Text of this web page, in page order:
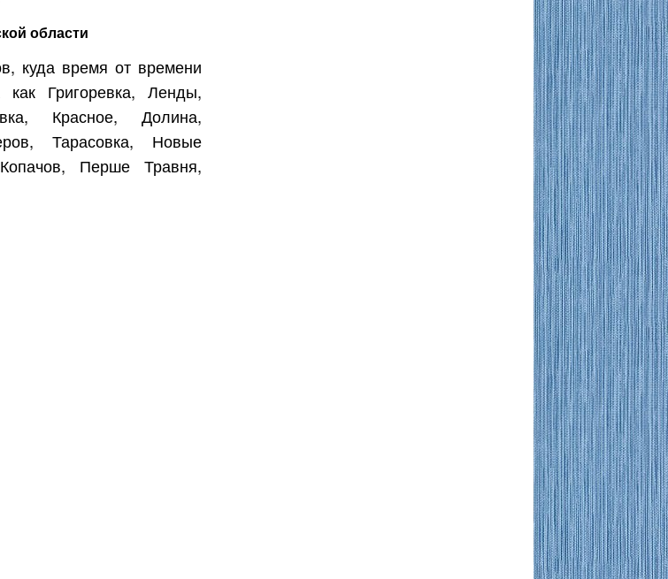
области
куда время от времени
Григоревка, Ленды,
Красное, Долина,
Тарасовка, Новые
Перше Травня,